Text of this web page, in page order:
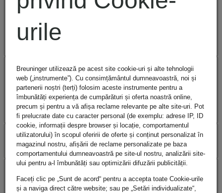
ASISTENȚĂ
ÎNTREBĂRI
METODE DE
BENEFICIILE
NOASTRE
urile
Breuninger utilizează pe acest site cookie-uri și alte tehnologii
web („instrumente”). Cu consimțământul dumneavoastră, noi și
partenerii noștri (terți) folosim aceste instrumente pentru a
îmbunătăți experiența de cumpărături și oferta noastră online,
precum și pentru a vă afișa reclame relevante pe alte site-uri. Pot
fi prelucrate date cu caracter personal (de exemplu: adrese IP, ID
cookie, informații despre browser și locație, comportamentul
utilizatorului) în scopul oferirii de oferte și conținut personalizat în
magazinul nostru, afișării de reclame personalizate pe baza
comportamentului dumneavoastră pe site-ul nostru, analizării site-
ului pentru a-l îmbunătăți sau optimizării difuzării publicității.
Faceți clic pe „Sunt de acord“ pentru a accepta toate Cookie-urile
și a naviga direct către website; sau pe „Setări individualizate“,